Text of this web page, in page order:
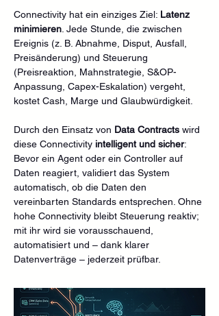
Connectivity hat ein einziges Ziel: Latenz
minimieren . Jede Stunde, die zwischen
Ereignis (z. B. Abnahme, Disput, Ausfall,
Preisänderung) und Steuerung
(Preisreaktion, Mahnstrategie, S&OP-
Anpassung, Capex-Eskalation) vergeht,
kostet Cash, Marge und Glaubwürdigkeit.
Durch den Einsatz von Data Contracts wird
diese Connectivity intelligent und sicher:
Bevor ein Agent oder ein Controller auf
Daten reagiert, validiert das System
automatisch, ob die Daten den
vereinbarten Standards entsprechen. Ohne
hohe Connectivity bleibt Steuerung reaktiv;
mit ihr wird sie vorausschauend,
automatisiert und – dank klarer
Datenverträge – jederzeit prüfbar.